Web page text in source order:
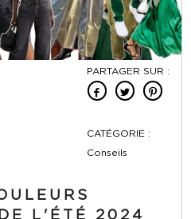
PARTAGER SUR :
CATÉGORIE :
Conseils
L'ÉTÉ 2024